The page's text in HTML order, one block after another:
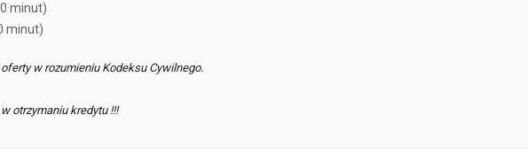
minut)
minut)
w rozumieniu Kodeksu Cywilnego.
otrzymaniu kredytu !!!